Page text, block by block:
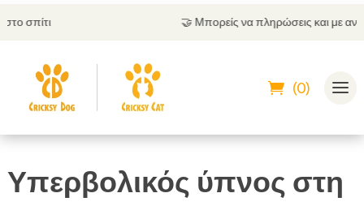
Μπορείς να πληρώσεις και με αντικαταβολή
(0)
Υπερβολικός ύπνος στη